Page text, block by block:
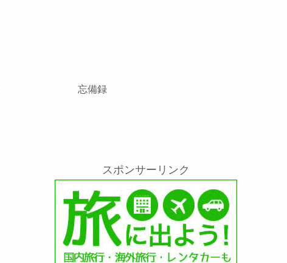
忘備録
スポンサーリンク